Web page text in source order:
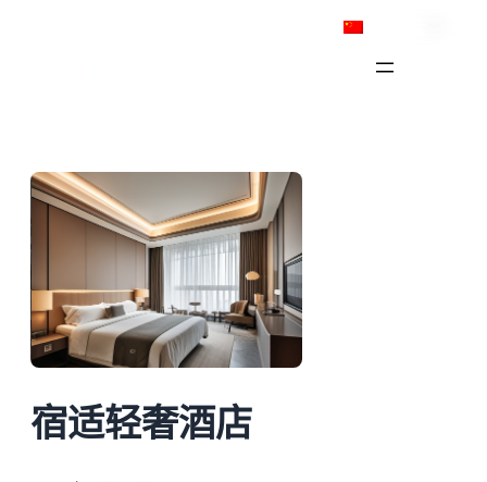
宿适轻奢酒店